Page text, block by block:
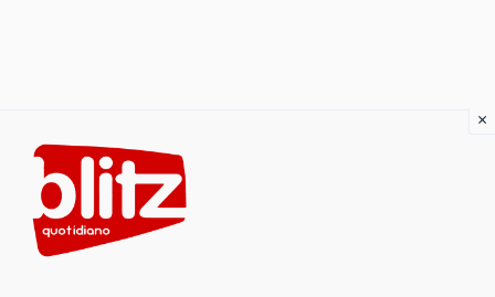
content
×